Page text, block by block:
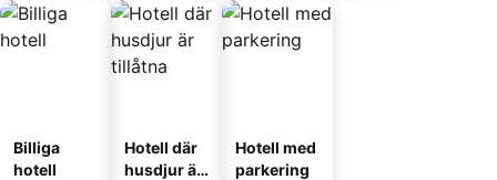
Billiga
hotell
Hotell där
husdjur är
Hotell med
parkering